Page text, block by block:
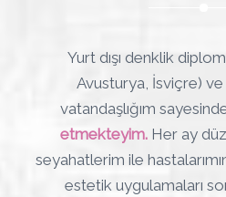
Yurt dışı denklik
Avusturya, İsviçre)
vatandaşlığım
etmekteyim. Her ay
seyahatlerim ile
estetik uygulamaları